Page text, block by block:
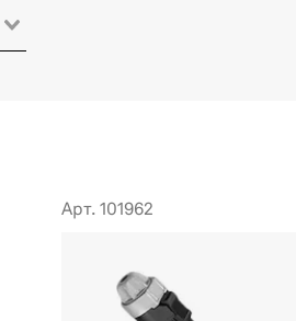
Арт. 101962